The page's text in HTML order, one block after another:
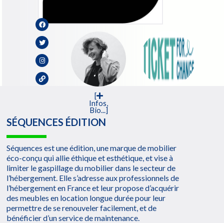
[
Infos,
Bio...]
SÉQUENCES ÉDITION
Séquences est une édition, une marque de mobilier
éco-conçu qui allie éthique et esthétique, et vise à
limiter le gaspillage du mobilier dans le secteur de
l’hébergement. Elle s’adresse aux professionnels de
l’hébergement en France et leur propose d’acquérir
des meubles en location longue durée pour leur
permettre de se renouveler facilement, et de
bénéficier d’un service de maintenance.